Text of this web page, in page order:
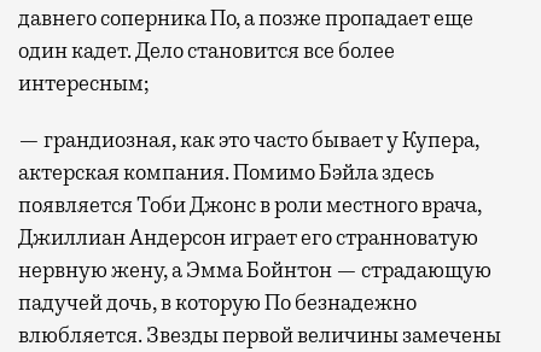
давнего соперника По, а позже пропадает еще
один кадет. Дело становится все более
интересным;
— грандиозная, как это часто бывает у Купера,
актерская компания. Помимо Бэйла здесь
появляется Тоби Джонс в роли местного врача,
Джиллиан Андерсон играет его странноватую
нервную жену, а Эмма Бойнтон — страдающую
падучей дочь, в которую По безнадежно
влюбляется. Звезды первой величины замечены